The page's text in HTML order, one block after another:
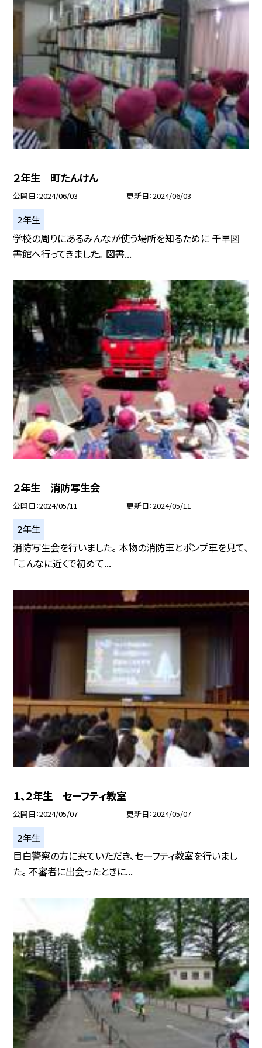
２年生 町たんけん
公開日 2024/06/03 更新日 2024/06/03
２年生
学校の周りにあるみんなが使う場所を知るために 千早図
書館へ行ってきました。 図書...
２年生 消防写生会
公開日 2024/05/11 更新日 2024/05/11
２年生
消防写生会を行いました。 本物の消防車とポンプ車を見て、
「こんなに近くで初めて...
１、２年生 セーフティ教室
公開日 2024/05/07 更新日 2024/05/07
２年生
目白警察の方に来ていただき、セーフティ教室を行いまし
た。 不審者に出会ったときに...